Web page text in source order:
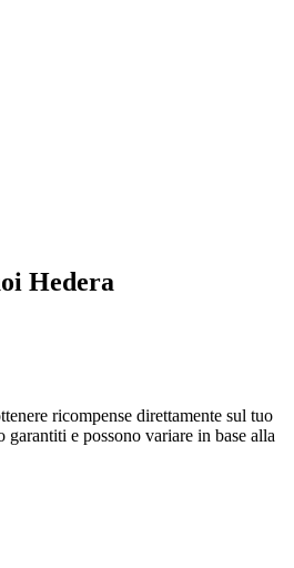
Hedera
ricompense direttamente sul tuo
e possono variare in base alla